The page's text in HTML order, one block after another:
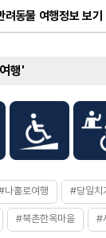
리로 떠들지 않고 조용
티켓’
드 동행
기, 노상방뇨, 소음 금지
려동물 여행정보 보기
행'
나홀로여행 #당일치
#북촌한옥마을 #